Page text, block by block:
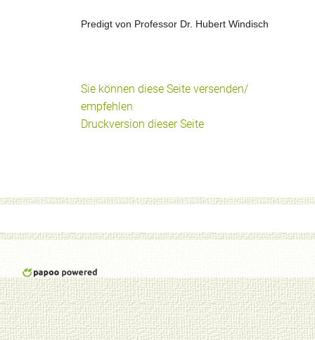
Predigt von Professor Dr. Hubert Windisch
Sie können diese Seite versenden/
empfehlen
Druckversion dieser Seite